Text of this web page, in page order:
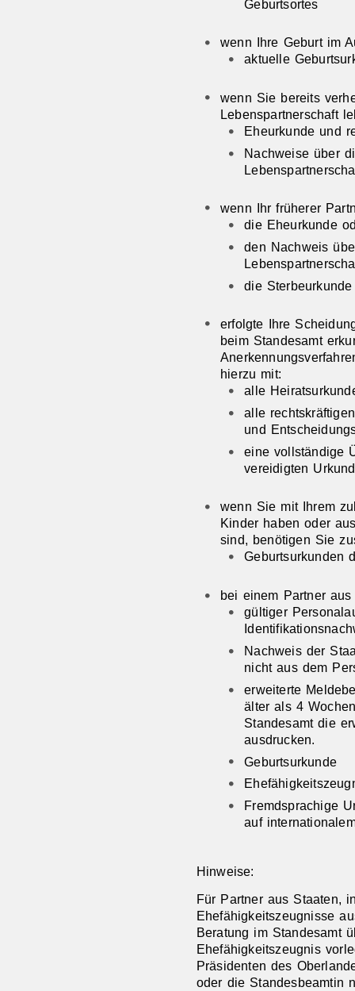
Geburtsortes
wenn Ihre Geburt im
​​​​​aktuelle
wenn Sie bereits
Lebenspartnerschaft
Eheurkunde und
Nachweise über
wenn Ihr früherer
die Eheurkunde
den Nachweis
die
erfolgte Ihre
beim Standesamt
hierzu mit:
alle
alle
und
eine vollständige
vereidigten
wenn Sie mit Ihrem
Kinder haben oder
sind, benötigen Sie
​​​​​​​Geburtsurkunden
bei einem Partner
​​​​​​gültiger
​​​​​​​Nachweis der
nicht aus dem
erweiterte
älter als 4
Standesamt die
ausdrucken.
Geburtsurkunde
Fremdsprachige
auf
Hinweise:
Für Partner aus Staaten,
Ehefähigkeitszeugnisse
Beratung im Standesamt
Ehefähigkeitszeugnis
Präsidenten des
oder die Standesbeamtin